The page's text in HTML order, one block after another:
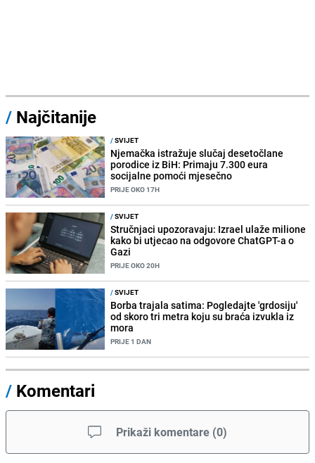
/ Najčitanije
/SVIJET
Njemačka istražuje slučaj desetočlane
porodice iz BiH: Primaju 7.300 eura
socijalne pomoći mjesečno
PRIJE OKO 17H
/SVIJET
Stručnjaci upozoravaju: Izrael ulaže milione
kako bi utjecao na odgovore ChatGPT-a o
Gazi
PRIJE OKO 20H
/SVIJET
Borba trajala satima: Pogledajte 'grdosiju'
od skoro tri metra koju su braća izvukla iz
mora
PRIJE 1 DAN
/ Komentari
Prikaži komentare (0)